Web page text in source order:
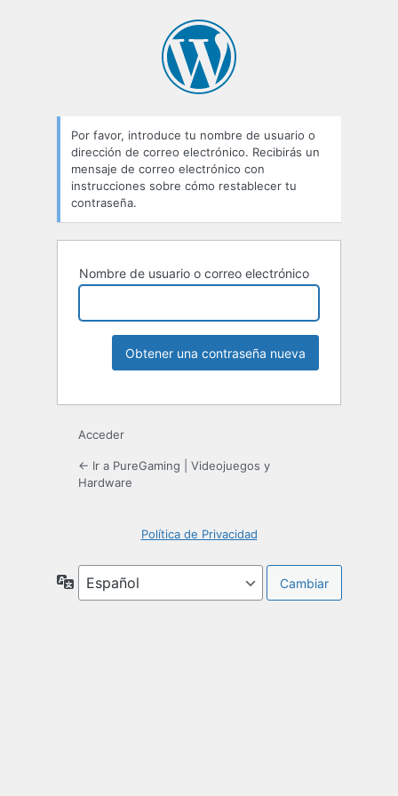
Por favor, introduce tu nombre de usuario o
dirección de correo electrónico. Recibirás un
mensaje de correo electrónico con
instrucciones sobre cómo restablecer tu
contraseña.
Nombre de usuario o correo electrónico
Acceder
← Ir a PureGaming | Videojuegos y
Hardware
Política de Privacidad
Idioma